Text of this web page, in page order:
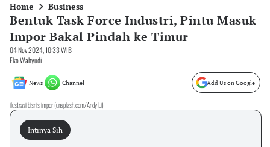
Home Business
Bentuk Task Force Industri, Pintu Masuk
Impor Bakal Pindah ke Timur
04 Nov 2024, 10:33 WIB
Eko Wahyudi
News Channel Add Us on Google
ilustrasi bisnis impor (unsplash.com/Andy Li)
Intinya Sih